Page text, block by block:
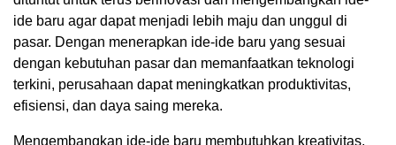
ide baru agar dapat menjadi lebih maju dan unggul di
pasar. Dengan menerapkan ide-ide baru yang sesuai
dengan kebutuhan pasar dan memanfaatkan teknologi
terkini, perusahaan dapat meningkatkan produktivitas,
efisiensi, dan daya saing mereka.
Mengembangkan ide-ide baru membutuhkan kreativitas,